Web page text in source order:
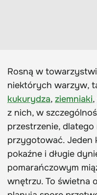
Rosną w
niektórych warzyw,
kukurydza, ziemniaki,
z nich, w
przestrzenie,
przygotować. Jeden
pokaźne i długie
pomarańczowym
wnętrzu. To świetna